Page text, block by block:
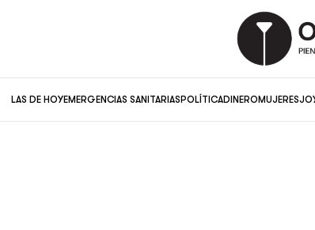
LAS DE HOYEMERGENCIAS SANITARIASPOLÍTICADINEROMUJERES